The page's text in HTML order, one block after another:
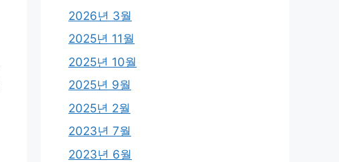
2026년 3월
2025년 11월
2025년 10월
2025년 9월
2025년 2월
2023년 7월
2023년 6월